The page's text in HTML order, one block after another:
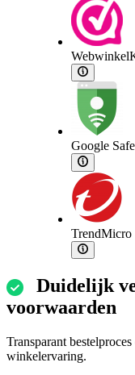
Google
TrendMicro
Duidelijk
voorwaarden
Transparant
winkelervaring.